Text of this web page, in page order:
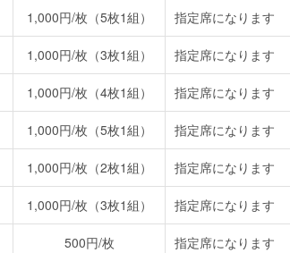
1,000円/枚（5枚1組） 指定席になります
1,000円/枚（3枚1組） 指定席になります
1,000円/枚（4枚1組） 指定席になります
1,000円/枚（5枚1組） 指定席になります
1,000円/枚（2枚1組） 指定席になります
1,000円/枚（3枚1組） 指定席になります
500円/枚 指定席になります